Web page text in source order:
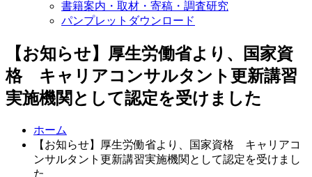
書籍案内・取材・寄稿・調査研究
パンプレットダウンロード
【お知らせ】厚生労働省より、国家資
格 キャリアコンサルタント更新講習
実施機関として認定を受けました
ホーム
【お知らせ】厚生労働省より、国家資格 キャリアコ
ンサルタント更新講習実施機関として認定を受けまし
た